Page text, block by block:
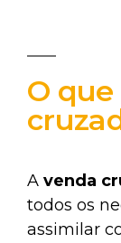
O
A venda
todos os
assimilar